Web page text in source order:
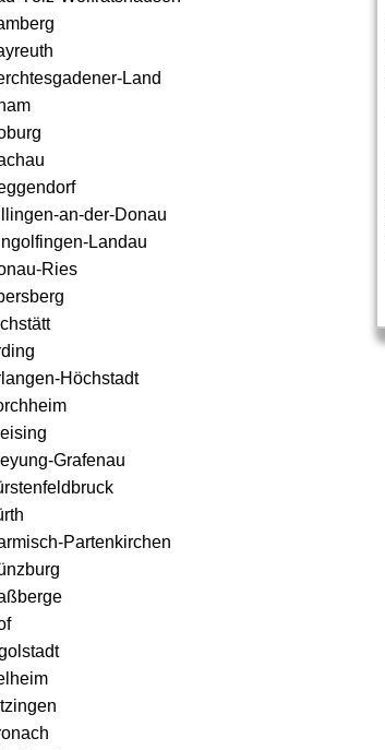
Land
an-der-Donau
Landau
Ries
Höchstadt
Grafenau
Partenkirchen